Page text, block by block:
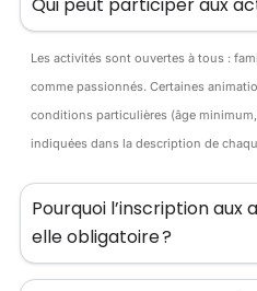
Qui peut participer aux
Les activités sont ouvertes à tous :
comme passionnés. Certaines
conditions particulières (âge
indiquées dans la description de
Pourquoi l’inscription
elle obligatoire ?